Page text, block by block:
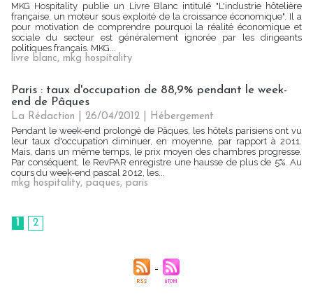
MKG Hospitality publie un Livre Blanc intitulé "L'industrie hôtelière
française, un moteur sous exploité de la croissance économique". Il a
pour motivation de comprendre pourquoi la réalité économique et
sociale du secteur est généralement ignorée par les dirigeants
politiques français. MKG...
livre blanc, mkg hospitality
Paris : taux d'occupation de 88,9% pendant le week-
end de Pâques
La Rédaction | 26/04/2012
Hébergement
Pendant le week-end prolongé de Pâques, les hôtels parisiens ont vu
leur taux d'occupation diminuer, en moyenne, par rapport à 2011.
Mais, dans un même temps, le prix moyen des chambres progresse.
Par conséquent, le RevPAR enregistre une hausse de plus de 5%. Au
cours du week-end pascal 2012, les...
mkg hospitality, paques, paris
1 2